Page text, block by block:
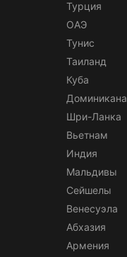
Турция
ОАЭ
Тунис
Таиланд
Куба
Доминикана
Шри-Ланка
Вьетнам
Индия
Мальдивы
Сейшелы
Венесуэла
Абхазия
Армения